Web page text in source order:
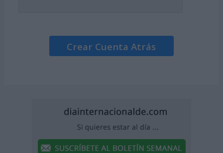
Crear Cuenta Atrás